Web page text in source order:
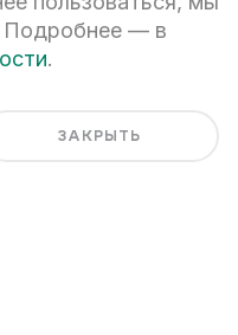
Подробнее — в
.
ЗАКРЫТЬ